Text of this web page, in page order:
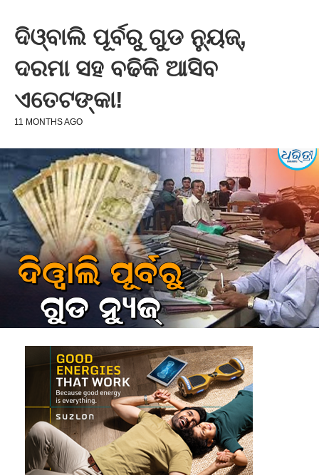
ଦିଓ୍ବାଲି ପୂର୍ବରୁ ଗୁଡ ନ୍ୟୁଜ୍‌,
ଦରମା ସହ ବଢିକି ଆସିବ
ଏତେଟଙ୍କା!
11 MONTHS AGO